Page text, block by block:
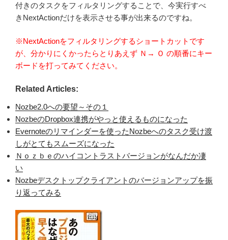
付きのタスクをフィルタリングすることで、今実行すべ
きNextActionだけを表示させる事が出来るのですね。
※NextActionをフィルタリングするショートカットです
が、分かりにくかったらとりあえず Ｎ→ Ｏ の順番にキー
ボードを打ってみてください。
Related Articles:
Nozbe2.0への要望～その１
NozbeのDropbox連携がやっと使えるものになった
Evernoteのリマインダーを使ったNozbeへのタスク受け渡
しがとてもスムーズになった
Ｎｏｚｂｅのハイコントラストバージョンがなんだか凄
い
Nozbeデスクトップクライアントのバージョンアップを振
り返ってみる